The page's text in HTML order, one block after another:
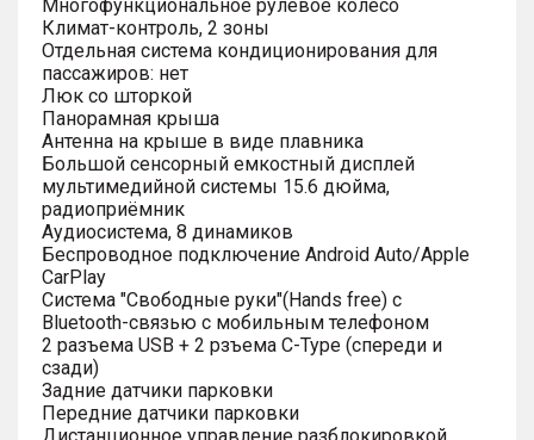
Многофункциональное рулевое колесо
Климат-контроль, 2 зоны
Отдельная система кондиционирования для
пассажиров: нет
Люк со шторкой
Панорамная крыша
Антенна на крыше в виде плавника
Большой сенсорный емкостный дисплей
мультимедийной системы 15.6 дюйма,
радиоприёмник
Аудиосистема, 8 динамиков
Беспроводное подключение Android Auto/Apple
CarPlay
Система "Свободные руки"(Hands free) с
Bluetooth-связью с мобильным телефоном
2 разъема USB + 2 рзъема C-Type (спереди и
сзади)
Задние датчики парковки
Передние датчики парковки
Дистанционное управление разблокировкой